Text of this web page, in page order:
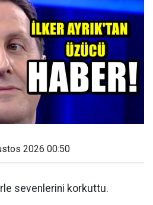
2026 00:50
sevenlerini korkuttu.